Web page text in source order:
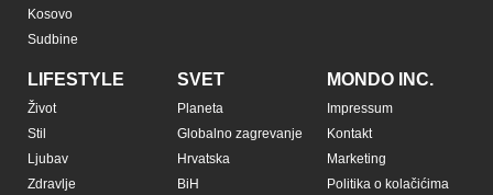
Kosovo
Sudbine
LIFESTYLE
Život
Stil
Ljubav
Zdravlje
SVET
Planeta
Globalno zagrevanje
Hrvatska
BiH
MONDO INC.
Impressum
Kontakt
Marketing
Politika o kolačićima